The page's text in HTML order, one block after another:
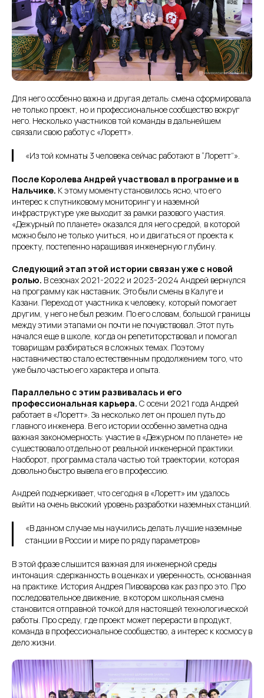
Для него особенно важна и другая деталь: смена сформировала
не только проект, но и профессиональное сообщество вокруг
него. Несколько участников той команды в дальнейшем
связали свою работу с «Лоретт».
«Из той комнаты 3 человека сейчас работают в “Лоретт”».
После Королева Андрей участвовал в программе и в
Нальчике. К этому моменту становилось ясно, что его
интерес к спутниковому мониторингу и наземной
инфраструктуре уже выходит за рамки разового участия.
«Дежурный по планете» оказался для него средой, в которой
можно было не только учиться, но и двигаться от проекта к
проекту, постепенно наращивая инженерную глубину.
Следующий этап этой истории связан уже с новой
ролью. В сезонах 2021-2022 и 2023-2024 Андрей вернулся
на программу как наставник. Это были смены в Калуге и
Казани. Переход от участника к человеку, который помогает
другим, у него не был резким. По его словам, большой границы
между этими этапами он почти не почувствовал. Этот путь
начался еще в школе, когда он репетиторствовал и помогал
товарищам разбираться в сложных темах. Поэтому
наставничество стало естественным продолжением того, что
уже было частью его характера и опыта.
Параллельно с этим развивалась и его
профессиональная карьера. С осени 2021 года Андрей
работает в «Лоретт». За несколько лет он прошел путь до
главного инженера. В его истории особенно заметна одна
важная закономерность: участие в «Дежурном по планете» не
существовало отдельно от реальной инженерной практики.
Наоборот, программа стала частью той траектории, которая
довольно быстро вывела его в профессию.
Андрей подчеркивает, что сегодня в «Лоретт» им удалось
выйти на очень высокий уровень разработки наземных станций.
«В данном случае мы научились делать лучшие наземные
станции в России и мире по ряду параметров»
В этой фразе слышится важная для инженерной среды
интонация: сдержанность в оценках и уверенность, основанная
на практике. История Андрея Пивоварова как раз про это. Про
последовательное движение, в котором школьная смена
становится отправной точкой для настоящей технологической
работы. Про среду, где проект может перерасти в продукт,
команда в профессиональное сообщество, а интерес к космосу в
дело жизни.